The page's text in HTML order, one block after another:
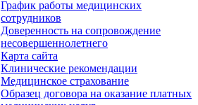
График работы медицинских
сотрудников
Доверенность на сопровождение
несовершеннолетнего
Карта сайта
Клинические рекомендации
Медицинское страхование
Образец договора на оказание платных